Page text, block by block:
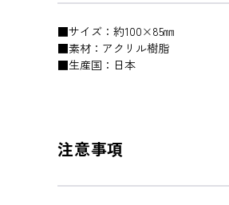
■サイズ：約100×85㎜
■素材：アクリル樹脂
■生産国：日本
注意事項